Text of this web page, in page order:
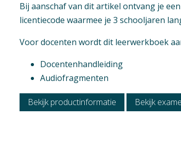
Bij aanschaf van dit artikel ontvang je
licentiecode waarmee je 3 schooljaren
Voor docenten wordt dit leerwerkboek
Docentenhandleiding
Audiofragmenten
Bekijk productinformatie Bekijk